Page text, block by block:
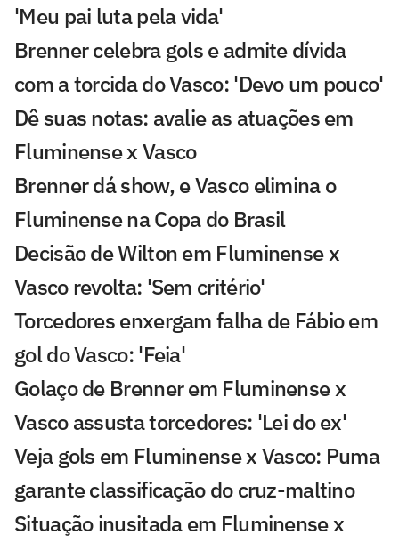
'Meu pai luta pela vida'
Brenner celebra gols e admite dívida
com a torcida do Vasco: 'Devo um pouco'
Dê suas notas: avalie as atuações em
Fluminense x Vasco
Brenner dá show, e Vasco elimina o
Fluminense na Copa do Brasil
Decisão de Wilton em Fluminense x
Vasco revolta: 'Sem critério'
Torcedores enxergam falha de Fábio em
gol do Vasco: 'Feia'
Golaço de Brenner em Fluminense x
Vasco assusta torcedores: 'Lei do ex'
Veja gols em Fluminense x Vasco: Puma
garante classificação do cruz-maltino
Situação inusitada em Fluminense x